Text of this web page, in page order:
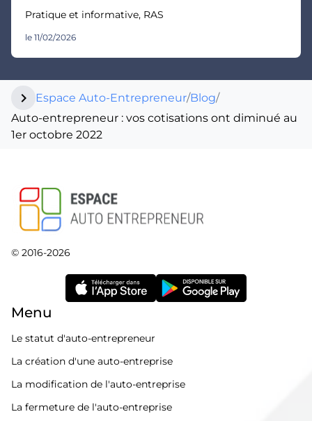
Pratique et informative, RAS
le 11/02/2026
chevron_right Espace Auto-Entrepreneur/Blog/
Auto-entrepreneur : vos cotisations ont diminué au
1er octobre 2022
© 2016-2026
Menu
Le statut d'auto-entrepreneur
La création d'une auto-entreprise
La modification de l'auto-entreprise
La fermeture de l'auto-entreprise